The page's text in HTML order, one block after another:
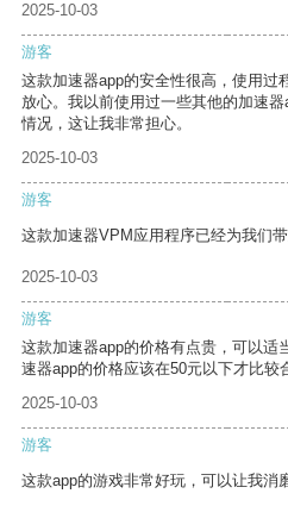
2025-10-03
游客
这款加速器app的安全性很高，使用过
放心。我以前使用过一些其他的加速
情况，这让我非常担心。
2025-10-03
游客
这款加速器VPM应用程序已经为我们
2025-10-03
游客
这款加速器app的价格有点贵，可以适
速器app的价格应该在50元以下才比较
2025-10-03
游客
这款app的游戏非常好玩，可以让我消